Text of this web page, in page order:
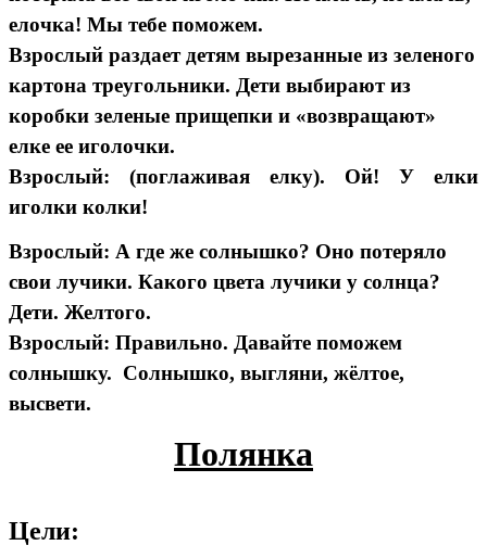
елочка! Мы тебе поможем.
Взрослый раздает детям вырезанные из зеленого
картона треугольники. Дети выбирают из
коробки зеленые прищепки и «возвращают»
елке ее иголочки.
Взрослый: (поглаживая елку). Ой! У елки
иголки колки!
Взрослый: А где же солнышко? Оно потеряло
свои лучики. Какого цвета лучики у солнца?
Дети. Желтого.
Взрослый: Правильно. Давайте поможем
солнышку. Солнышко, выгляни, жёлтое,
высвети.
Полянка
Цели: